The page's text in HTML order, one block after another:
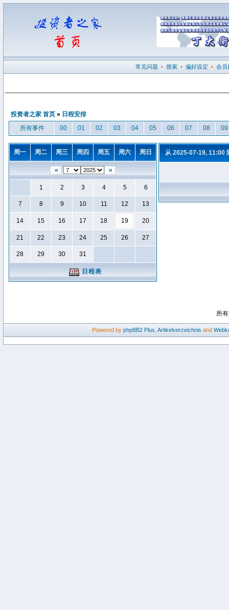
常见问题 • 搜索 • 偏好设定 • 会员
投资者之家 首页 » 日程安排
所有事件
00 01 02 03 04 05 06 07 08 09
周一 周二 周三 周四 周五 周六 周日
« »
1 2 3 4 5 6
7 8 9 10 11 12 13
14 15 16 17 18 19 20
21 22 23 24 25 26 27
28 29 30 31
日程表
从 2025-07-19, 11:00
所
Powered by phpBB2 Plus Artikelverzeichnis and